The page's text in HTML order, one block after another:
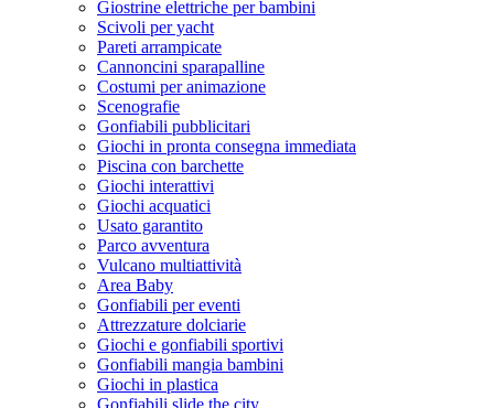
Giostrine elettriche per bambini
Scivoli per yacht
Pareti arrampicate
Cannoncini sparapalline
Costumi per animazione
Scenografie
Gonfiabili pubblicitari
Giochi in pronta consegna immediata
Piscina con barchette
Giochi interattivi
Giochi acquatici
Usato garantito
Parco avventura
Vulcano multiattività
Area Baby
Gonfiabili per eventi
Attrezzature dolciarie
Giochi e gonfiabili sportivi
Gonfiabili mangia bambini
Giochi in plastica
Gonfiabili slide the city